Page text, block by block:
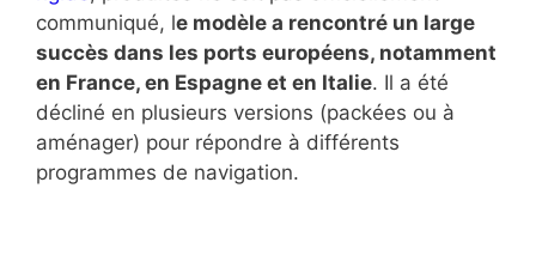
communiqué, le modèle a rencontré un large
succès dans les ports européens, notamment
en France, en Espagne et en Italie. Il a été
décliné en plusieurs versions (packées ou à
aménager) pour répondre à différents
programmes de navigation.